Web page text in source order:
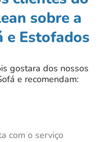
sobre a
e Estofados
gostara dos nossos
e recomendam:
com o serviço